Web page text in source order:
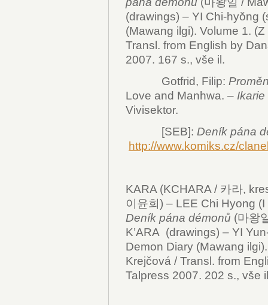
(drawings) – YI Chi-hyŏng
(Mawang ilgi). Volume 1.
Transl. from English by
2007. 167 s., vše il.
Gotfrid, Filip:
Love and Manhwa. – Ikarie
Vivisektor.
[SEB]: Deník pána
http://www.komiks.cz/
KARA (KCHARA / 카라,
이윤희) – LEE Chi Hyong
Deník pána démonů (마왕
K’ARA (drawings) – YI
Demon Diary (Mawang
Krejčová / Transl. from
Talpress 2007. 202 s., vše